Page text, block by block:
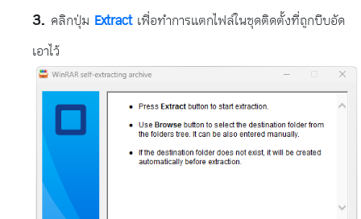
คลิกปุ่ม Extractเพื่อทำการแตกไฟล์ในชุดติดตั้งที่ถูกบีบอัด
เอาไว้